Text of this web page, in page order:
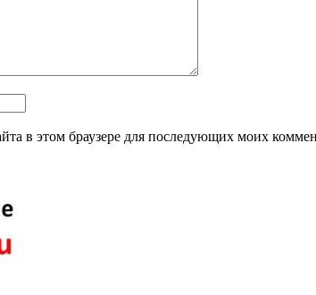
в этом браузере для последующих моих